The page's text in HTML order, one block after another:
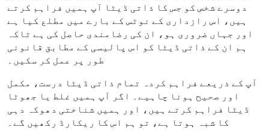
دوسرے شخص کو جس کا ذاتی ڈیٹا آپ ہمیں فراہم کرتے
ہیں، اس رازداری کے نوٹس کے بارے میں مطلع کیا ہے
اور جہاں ضروری ہو، ان کی رضامندی حاصل کی ہے تاکہ
ہم ان کے ذاتی ڈیٹا کو اس پالیسی کے مطابق قانونی
طور پر عمل کر سکیں۔
آپ کے ذریعے فراہم کردہ تمام ذاتی ڈیٹا درست، مکمل
اور صحیح ہونا چاہیے۔ اگر آپ ہمیں غلط یا جھوٹا
ڈیٹا فراہم کرتے ہیں، اور ہمیں شناختی دھوکہ دہی
کا شبہ ہوتا ہے، تو ہم اس کا ریکارڈ رکھیں گے۔